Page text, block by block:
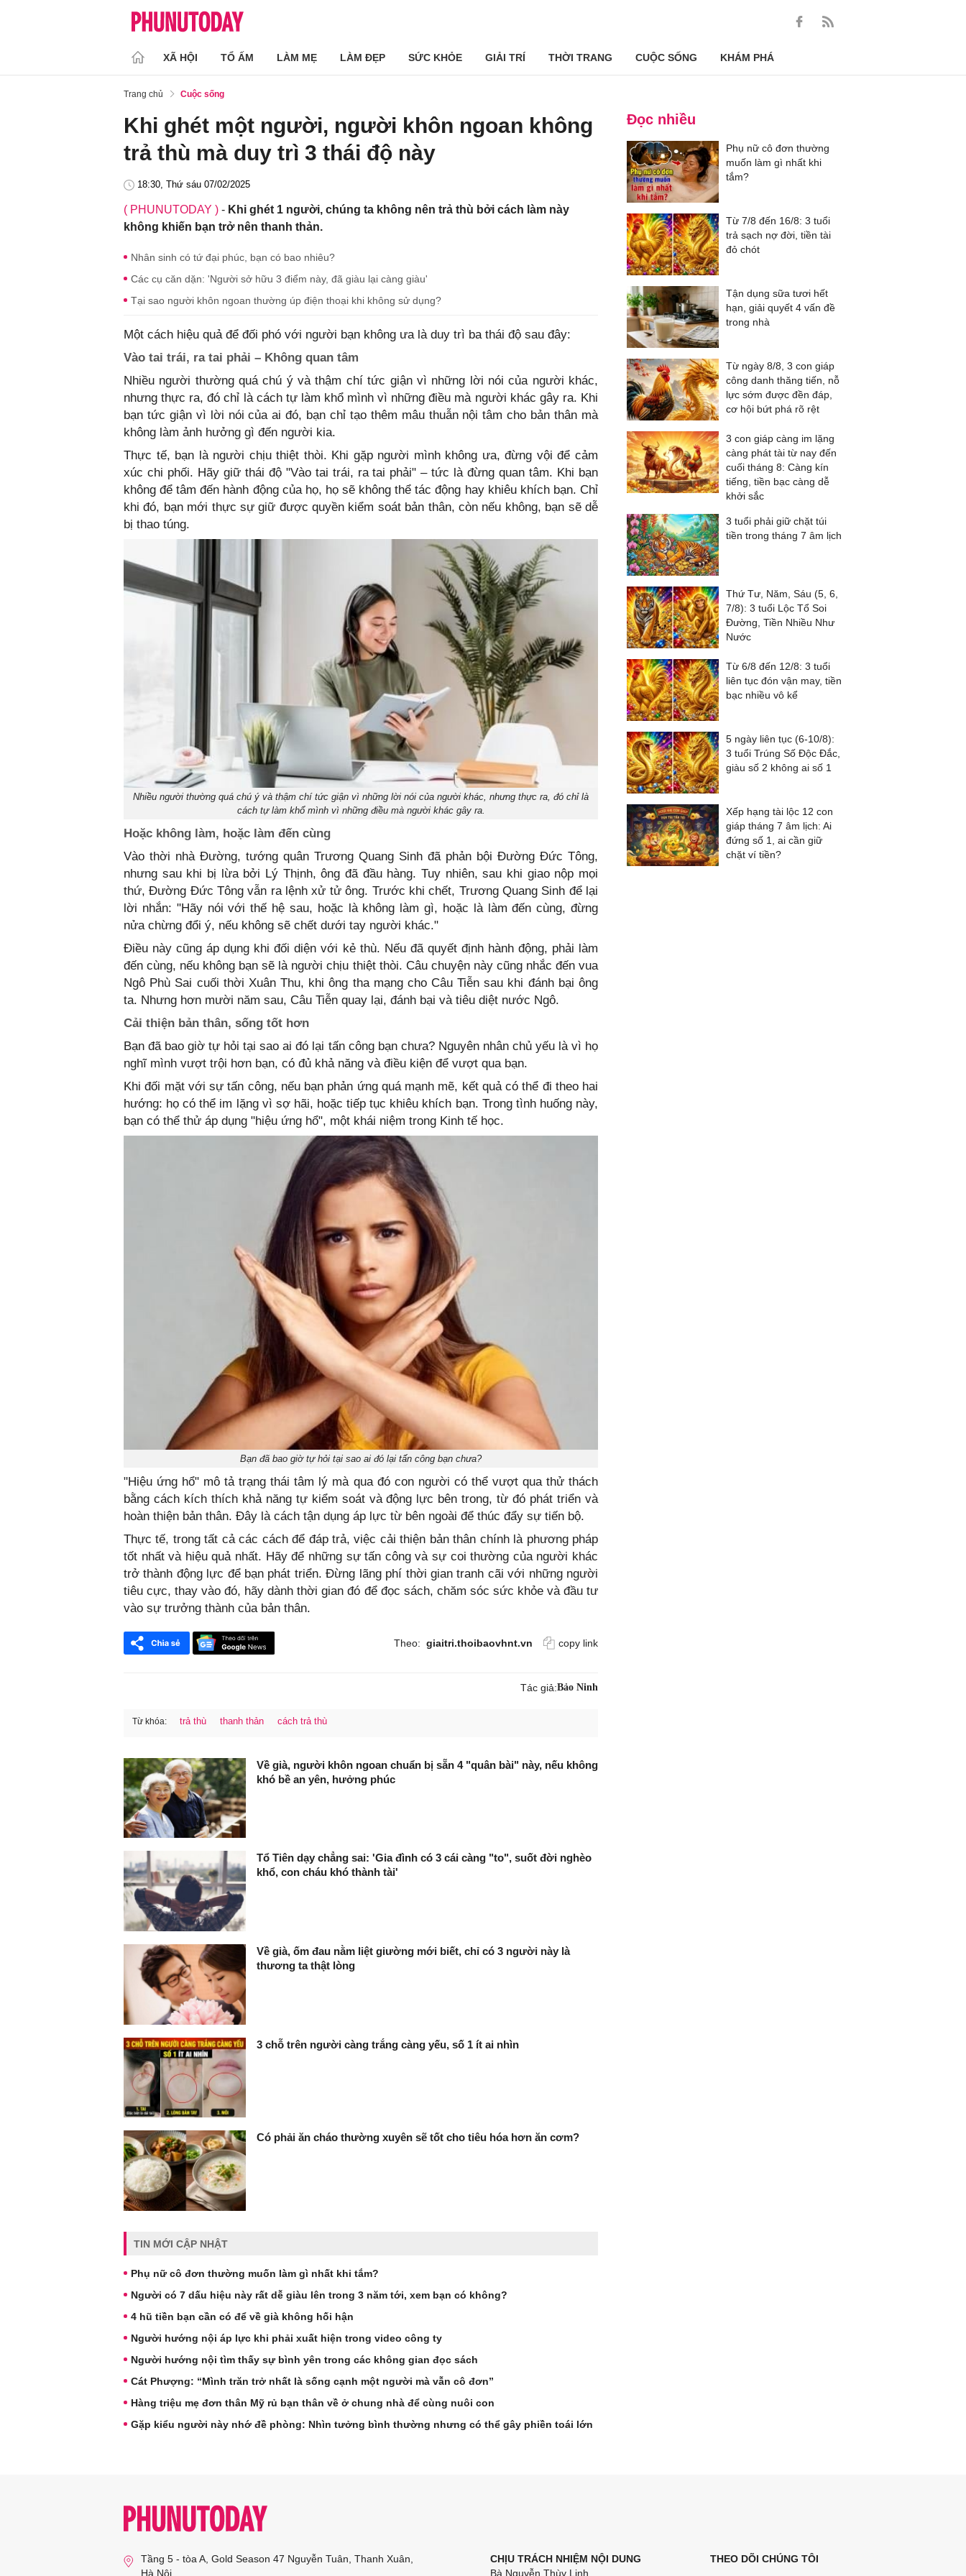
XÃ HỘI TỔ ẤM LÀM MẸ LÀM ĐẸP SỨC KHỎE GIẢI TRÍ THỜI TRANG CUỘC SỐNG KHÁM PHÁ
Trang chủ Cuộc sống
Khi ghét một người, người khôn ngoan không
trả thù mà duy trì 3 thái độ này
18:30, Thứ sáu 07/02/2025
( PHUNUTODAY ) - Khi ghét 1 người, chúng ta không nên trả thù bởi cách làm này
không khiến bạn trở nên thanh thản.
Nhân sinh có tứ đại phúc, bạn có bao nhiêu?
Các cụ căn dặn: 'Người sở hữu 3 điểm này, đã giàu lại càng giàu'
Tại sao người khôn ngoan thường úp điện thoại khi không sử dụng?
Một cách hiệu quả để đối phó với người bạn không ưa là duy trì ba thái độ sau đây:
Vào tai trái, ra tai phải – Không quan tâm
Nhiều người thường quá chú ý và thậm chí tức giận vì những lời nói của người khác,
nhưng thực ra, đó chỉ là cách tự làm khổ mình vì những điều mà người khác gây ra. Khi
bạn tức giận vì lời nói của ai đó, bạn chỉ tạo thêm mâu thuẫn nội tâm cho bản thân mà
không làm ảnh hưởng gì đến người kia.
Thực tế, bạn là người chịu thiệt thòi. Khi gặp người mình không ưa, đừng vội để cảm
xúc chi phối. Hãy giữ thái độ "Vào tai trái, ra tai phải" – tức là đừng quan tâm. Khi bạn
không để tâm đến hành động của họ, họ sẽ không thể tác động hay khiêu khích bạn. Chỉ
khi đó, bạn mới thực sự giữ được quyền kiểm soát bản thân, còn nếu không, bạn sẽ dễ
bị thao túng.
Nhiều người thường quá chú ý và thậm chí tức giận vì những lời nói của người khác, nhưng thực ra, đó chỉ là
cách tự làm khổ mình vì những điều mà người khác gây ra.
Hoặc không làm, hoặc làm đến cùng
Vào thời nhà Đường, tướng quân Trương Quang Sinh đã phản bội Đường Đức Tông,
nhưng sau khi bị lừa bởi Lý Thịnh, ông đã đầu hàng. Tuy nhiên, sau khi giao nộp mọi
thứ, Đường Đức Tông vẫn ra lệnh xử tử ông. Trước khi chết, Trương Quang Sinh để lại
lời nhắn: "Hãy nói với thế hệ sau, hoặc là không làm gì, hoặc là làm đến cùng, đừng
nửa chừng đổi ý, nếu không sẽ chết dưới tay người khác."
Điều này cũng áp dụng khi đối diện với kẻ thù. Nếu đã quyết định hành động, phải làm
đến cùng, nếu không bạn sẽ là người chịu thiệt thòi. Câu chuyện này cũng nhắc đến vua
Ngô Phù Sai cuối thời Xuân Thu, khi ông tha mạng cho Câu Tiễn sau khi đánh bại ông
ta. Nhưng hơn mười năm sau, Câu Tiễn quay lại, đánh bại và tiêu diệt nước Ngô.
Cải thiện bản thân, sống tốt hơn
Bạn đã bao giờ tự hỏi tại sao ai đó lại tấn công bạn chưa? Nguyên nhân chủ yếu là vì họ
nghĩ mình vượt trội hơn bạn, có đủ khả năng và điều kiện để vượt qua bạn.
Khi đối mặt với sự tấn công, nếu bạn phản ứng quá mạnh mẽ, kết quả có thể đi theo hai
hướng: họ có thể im lặng vì sợ hãi, hoặc tiếp tục khiêu khích bạn. Trong tình huống này,
bạn có thể thử áp dụng "hiệu ứng hổ", một khái niệm trong Kinh tế học.
Bạn đã bao giờ tự hỏi tại sao ai đó lại tấn công bạn chưa?
"Hiệu ứng hổ" mô tả trạng thái tâm lý mà qua đó con người có thể vượt qua thử thách
bằng cách kích thích khả năng tự kiểm soát và động lực bên trong, từ đó phát triển và
hoàn thiện bản thân. Đây là cách tận dụng áp lực từ bên ngoài để thúc đẩy sự tiến bộ.
Thực tế, trong tất cả các cách để đáp trả, việc cải thiện bản thân chính là phương pháp
tốt nhất và hiệu quả nhất. Hãy để những sự tấn công và sự coi thường của người khác
trở thành động lực để bạn phát triển. Đừng lãng phí thời gian tranh cãi với những người
tiêu cực, thay vào đó, hãy dành thời gian đó để đọc sách, chăm sóc sức khỏe và đầu tư
vào sự trưởng thành của bản thân.
Theo: giaitri.thoibaovhnt.vn copy link
Tác giả:Bảo Ninh
Từ khóa: trả thù thanh thản cách trả thù
Về già, người khôn ngoan chuẩn bị sẵn 4 "quân bài" này, nếu không
khó bề an yên, hưởng phúc
Tổ Tiên dạy chẳng sai: 'Gia đình có 3 cái càng "to", suốt đời nghèo
khổ, con cháu khó thành tài'
Về già, ốm đau nằm liệt giường mới biết, chỉ có 3 người này là
thương ta thật lòng
3 chỗ trên người càng trắng càng yếu, số 1 ít ai nhìn
Có phải ăn cháo thường xuyên sẽ tốt cho tiêu hóa hơn ăn cơm?
TIN MỚI CẬP NHẬT
Phụ nữ cô đơn thường muốn làm gì nhất khi tắm?
Người có 7 dấu hiệu này rất dễ giàu lên trong 3 năm tới, xem bạn có không?
4 hũ tiền bạn cần có để về già không hối hận
Người hướng nội áp lực khi phải xuất hiện trong video công ty
Người hướng nội tìm thấy sự bình yên trong các không gian đọc sách
Cát Phượng: “Mình trăn trở nhất là sống cạnh một người mà vẫn cô đơn”
Hàng triệu mẹ đơn thân Mỹ rủ bạn thân về ở chung nhà để cùng nuôi con
Gặp kiểu người này nhớ đề phòng: Nhìn tưởng bình thường nhưng có thể gây phiền toái lớn
Đọc nhiều
Phụ nữ cô đơn thường
muốn làm gì nhất khi
tắm?
Từ 7/8 đến 16/8: 3 tuổi
trả sạch nợ đời, tiền tài
đỏ chót
Tận dụng sữa tươi hết
hạn, giải quyết 4 vấn đề
trong nhà
Từ ngày 8/8, 3 con giáp
công danh thăng tiến, nỗ
lực sớm được đền đáp,
cơ hội bứt phá rõ rệt
3 con giáp càng im lặng
càng phát tài từ nay đến
cuối tháng 8: Càng kín
tiếng, tiền bạc càng dễ
khởi sắc
3 tuổi phải giữ chặt túi
tiền trong tháng 7 âm lịch
Thứ Tư, Năm, Sáu (5, 6,
7/8): 3 tuổi Lộc Tổ Soi
Đường, Tiền Nhiều Như
Nước
Từ 6/8 đến 12/8: 3 tuổi
liên tục đón vận may, tiền
bạc nhiều vô kể
5 ngày liên tục (6-10/8):
3 tuổi Trúng Số Độc Đắc,
giàu số 2 không ai số 1
Xếp hạng tài lộc 12 con
giáp tháng 7 âm lịch: Ai
đứng số 1, ai cần giữ
chặt ví tiền?
Tầng 5 - tòa A, Gold Season 47 Nguyễn Tuân, Thanh Xuân,
Hà Nội
CHỊU TRÁCH NHIỆM NỘI DUNG
Bà Nguyễn Thùy Linh
THEO DÕI CHÚNG TÔI